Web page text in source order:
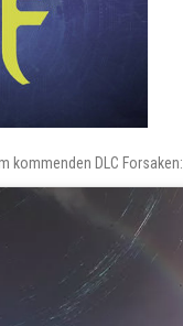
kommenden DLC Forsaken: